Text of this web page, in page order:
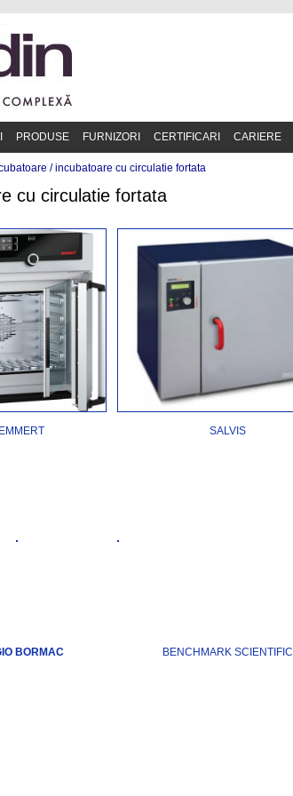
PRODUSE FURNIZORI CERTIFICARI CARIERE
/incubatoare cu circulatie fortata
cu circulatie fortata
SALVIS
BORMAC BENCHMARK SCIENTIFIC